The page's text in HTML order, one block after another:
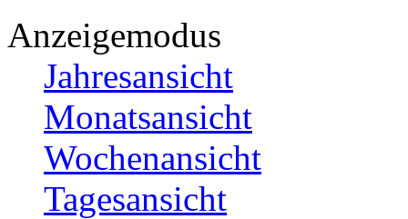
Anzeigemodus
Jahresansicht
Monatsansicht
Wochenansicht
Tagesansicht